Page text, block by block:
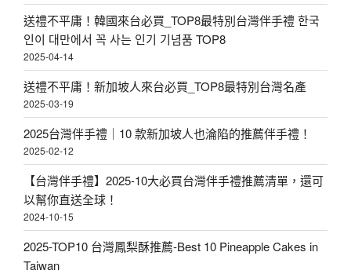
全
台
十
大
人
氣
蛋
黃
酥
推
薦
:
送禮不平庸！韓國來台必買_TOP8最特別台灣伴手禮 한국
인이 대만에서 꼭 사는 인기 기념품 TOP8
2025-04-14
送禮不平庸！新加坡人來台必買_TOP8最特別台灣名產
2025-03-19
2025台灣伴手禮｜10 款新加坡人也淪陷的推薦伴手禮！
2025-02-12
【台灣伴手禮】2025-10大必買台灣伴手禮推薦清單，還可
以幫你直送全球！
2024-10-15
2025-TOP10 台灣鳳梨酥推薦-Best 10 Pineapple Cakes in
Taiwan